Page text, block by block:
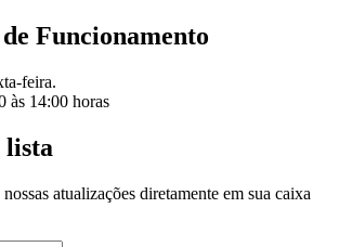
Funcionamento
feira.
às 14:00 horas
lista
atualizações diretamente em sua caixa